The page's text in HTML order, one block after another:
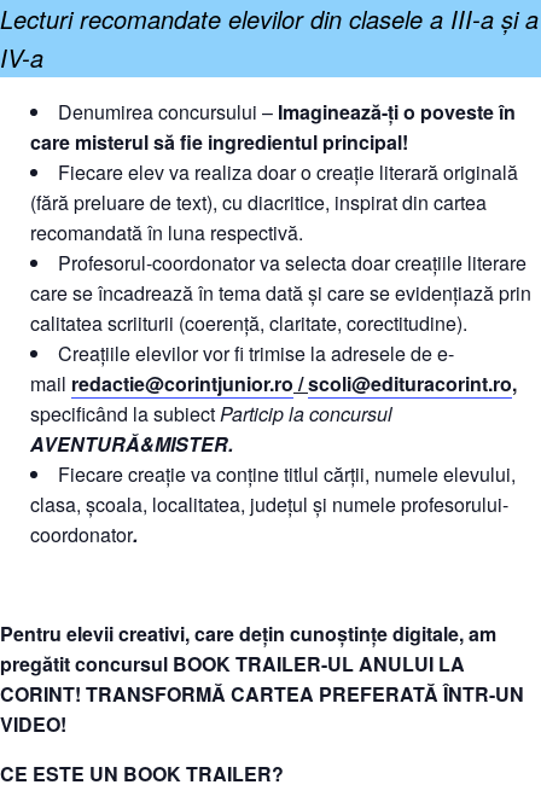
Lecturi recomandate elevilor din clasele a III-a și a
IV-a
Denumirea concursului – Imaginează-ți o poveste în
care misterul să fie ingredientul principal!
Fiecare elev va realiza doar o creație literară originală
(fără preluare de text), cu diacritice, inspirat din cartea
recomandată în luna respectivă.
Profesorul-coordonator va selecta doar creațiile literare
care se încadrează în tema dată și care se evidențiază prin
calitatea scriiturii (coerență, claritate, corectitudine).
Creațiile elevilor vor fi trimise la adresele de e-
mail redactie@corintjunior.ro /scoli@edituracorint.ro,
specificând la subiectParticip la concursul
AVENTURĂ&MISTER.
Fiecare creație va conține titlul cărții, numele elevului,
clasa, școala, localitatea, județul și numele profesorului-
coordonator.
Pentru elevii creativi, care dețin cunoștințe digitale, am
pregătit concursul BOOK TRAILER-UL ANULUI LA
CORINT! TRANSFORMĂ CARTEA PREFERATĂ ÎNTR-UN
VIDEO!
CE ESTE UN BOOK TRAILER?